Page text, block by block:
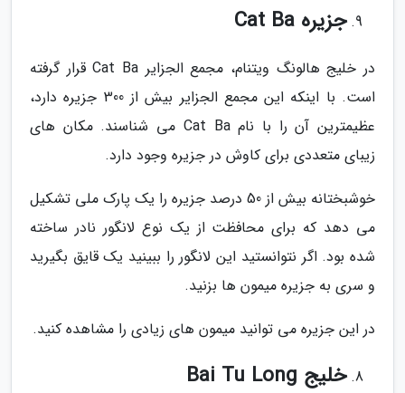
جزیره Cat Ba
در خلیج هالونگ ویتنام، مجمع الجزایر Cat Ba قرار گرفته
است. با اینکه این مجمع الجزایر بیش از 300 جزیره دارد،
عظیمترین آن را با نام Cat Ba می شناسند. مکان های
زیبای متعددی برای کاوش در جزیره وجود دارد.
خوشبختانه بیش از 50 درصد جزیره را یک پارک ملی تشکیل
می دهد که برای محافظت از یک نوع لانگور نادر ساخته
شده بود. اگر نتوانستید این لانگور را ببینید یک قایق بگیرید
و سری به جزیره میمون ها بزنید.
در این جزیره می توانید میمون های زیادی را مشاهده کنید.
خلیج Bai Tu Long